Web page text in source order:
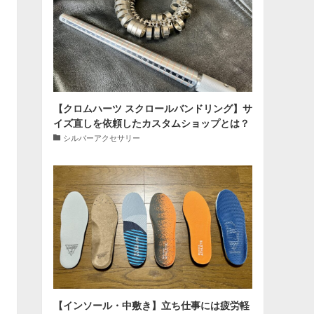
【クロムハーツ スクロールバンドリング】サ
イズ直しを依頼したカスタムショップとは？
シルバーアクセサリー
【インソール・中敷き】立ち仕事には疲労軽